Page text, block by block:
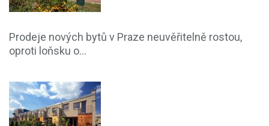
Prodeje nových bytů v Praze neuvěřitelně rostou,
oproti loňsku o...